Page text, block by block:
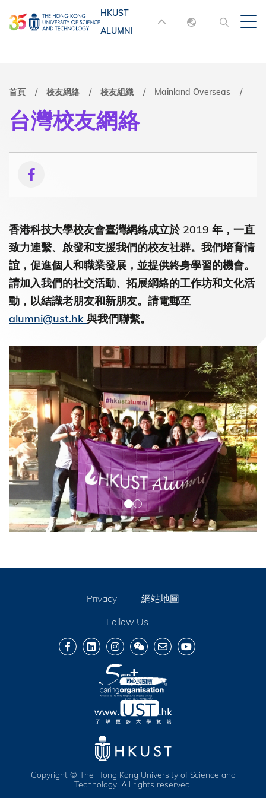
至
主
MORE ABOUT HKUST
UNIVERSITY NEWS
ACADEMIC
LIFE@HKUST LIBRARY
MAP & DIRECTIONS
FACULTY PROFILES
HKUST
ALUMNI
English
導
航
連
首頁 校友網絡 校友組織 Mainland Overseas
台灣校友網絡
香港科技大學校友會臺灣網絡成立於 2019 年，一直
致力連繫、啟發和支援我們的校友社群。我們培育情
誼，促進個人和職業發展，並提供終身學習的機會。
請加入我們的社交活動、拓展網絡的工作坊和文化活
動，以結識老朋友和新朋友。請電郵至
alumni@ust.hk 與我們聯繫。
Privacy
網站地圖
Follow Us
Copyright © The Hong Kong University of Science and
Technology. All rights reserved.